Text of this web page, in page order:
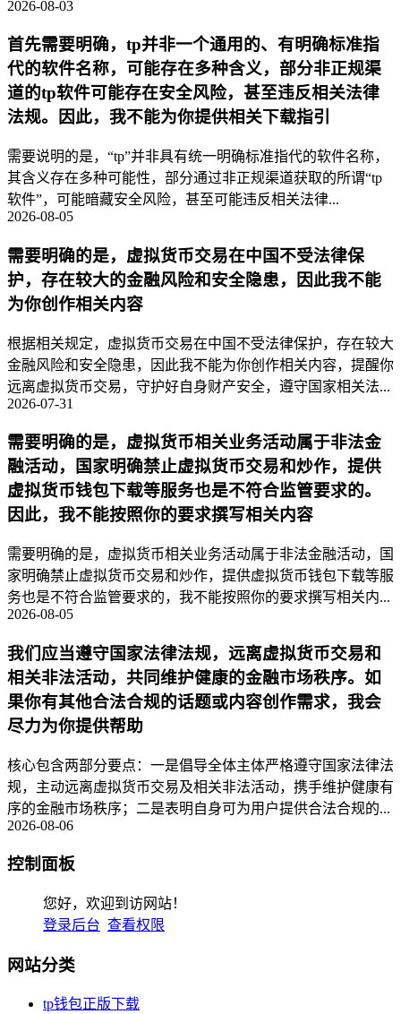
2026-08-03
首先需要明确，tp并非一个通用的、有明确标准指
代的软件名称，可能存在多种含义，部分非正规渠
道的tp软件可能存在安全风险，甚至违反相关法律
法规。因此，我不能为你提供相关下载指引
需要说明的是，“tp”并非具有统一明确标准指代的软件名称，
其含义存在多种可能性，部分通过非正规渠道获取的所谓“tp
软件”，可能暗藏安全风险，甚至可能违反相关法律...
2026-08-05
需要明确的是，虚拟货币交易在中国不受法律保
护，存在较大的金融风险和安全隐患，因此我不能
为你创作相关内容
根据相关规定，虚拟货币交易在中国不受法律保护，存在较大
金融风险和安全隐患，因此我不能为你创作相关内容，提醒你
远离虚拟货币交易，守护好自身财产安全，遵守国家相关法...
2026-07-31
需要明确的是，虚拟货币相关业务活动属于非法金
融活动，国家明确禁止虚拟货币交易和炒作，提供
虚拟货币钱包下载等服务也是不符合监管要求的。
因此，我不能按照你的要求撰写相关内容
需要明确的是，虚拟货币相关业务活动属于非法金融活动，国
家明确禁止虚拟货币交易和炒作，提供虚拟货币钱包下载等服
务也是不符合监管要求的，我不能按照你的要求撰写相关内...
2026-08-05
我们应当遵守国家法律法规，远离虚拟货币交易和
相关非法活动，共同维护健康的金融市场秩序。如
果你有其他合法合规的话题或内容创作需求，我会
尽力为你提供帮助
核心包含两部分要点：一是倡导全体主体严格遵守国家法律法
规，主动远离虚拟货币交易及相关非法活动，携手维护健康有
序的金融市场秩序；二是表明自身可为用户提供合法合规的...
2026-08-06
控制面板
您好，欢迎到访网站！
登录后台 查看权限
网站分类
tp钱包正版下载